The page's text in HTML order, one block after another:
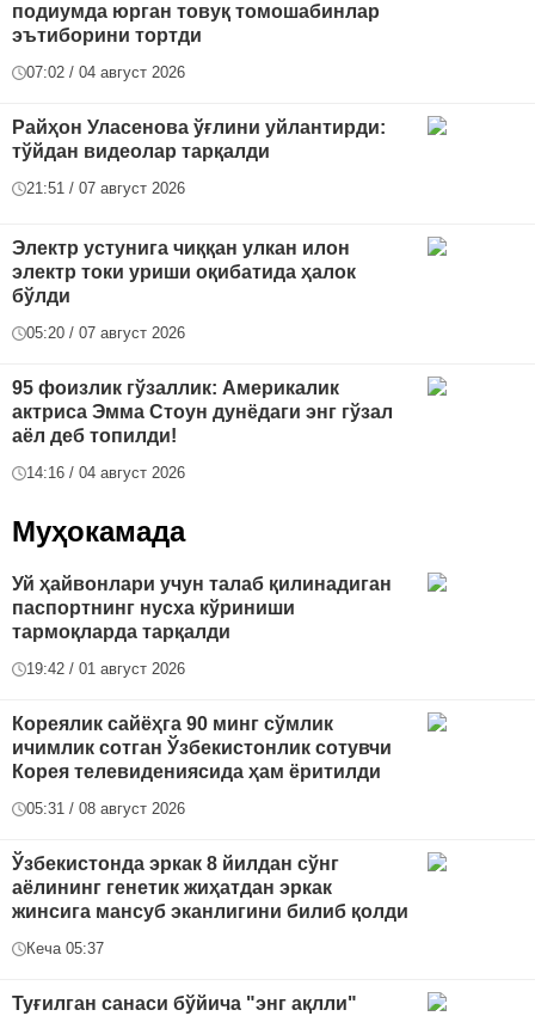
подиумда юрган товуқ томошабинлар
эътиборини тортди
07:02 / 04 август 2026
Райҳон Уласенова ўғлини уйлантирди:
тўйдан видеолар тарқалди
21:51 / 07 август 2026
Электр устунига чиққан улкан илон
электр токи уриши оқибатида ҳалок
бўлди
05:20 / 07 август 2026
95 фоизлик гўзаллик: Америкалик
актриса Эмма Стоун дунёдаги энг гўзал
аёл деб топилди!
14:16 / 04 август 2026
Муҳокамада
Уй ҳайвонлари учун талаб қилинадиган
паспортнинг нусха кўриниши
тармоқларда тарқалди
19:42 / 01 август 2026
Кореялик сайёҳга 90 минг сўмлик
ичимлик сотган Ўзбекистонлик сотувчи
Корея телевидениясида ҳам ёритилди
05:31 / 08 август 2026
Ўзбекистонда эркак 8 йилдан сўнг
аёлининг генетик жиҳатдан эркак
жинсига мансуб эканлигини билиб қолди
Кеча 05:37
Туғилган санаси бўйича "энг ақлли"